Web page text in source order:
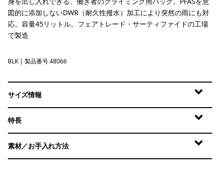
図的に添加しないDWR（耐久性撥水）加工により突然の雨にも対
応。容量45リットル。フェアトレード・サーティファイドの工場
で製造
Black
BLK | 製品番号 48066
サイズ情報
特長
素材／お手入れ方法